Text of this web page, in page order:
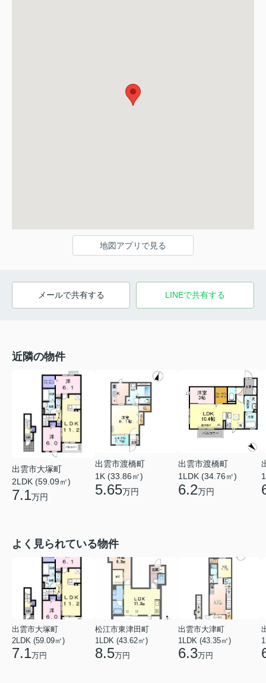
地図アプリで見る
メールで共有する LINEで共有する
近隣の物件
出雲市大塚町
2LDK (59.09㎡)
7.1万円
出雲市渡橋町
1K (33.86㎡)
5.65万円
出雲市渡橋町
1LDK (34.76㎡)
6.2万円
よく見られている物件
出雲市大塚町
2LDK (59.09㎡)
7.1万円
松江市東津田町
1LDK (43.62㎡)
8.5万円
出雲市大津町
1LDK (43.35㎡)
6.3万円